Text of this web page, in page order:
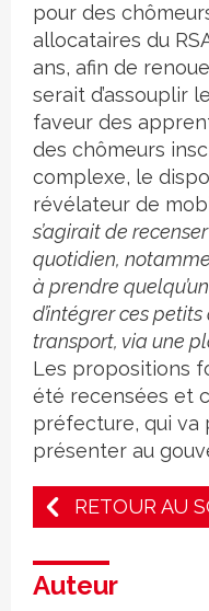
pour des
allocataires du
ans, afin de
serait d’assouplir
faveur des
des chômeurs
complexe, le
révélateur de
s’agirait de
quotidien,
à prendre
d’intégrer ces
transport, via une
Les propositions
été recensées et
préfecture, qui va
présenter au
RETOUR AU
Auteur